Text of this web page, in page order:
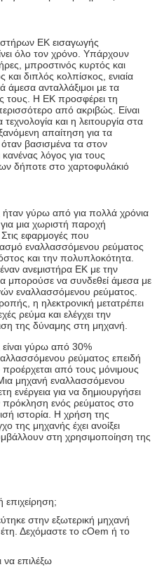
ΕΚ εισαγωγής
όλο τον χρόνο. Υπάρχουν
μπροστινός κυρτός και
και διπλός κολπίσκος, ενιαία
άμεσα ανταλλάξιμοι με τα
τους. Η ΕΚ προσφέρει τη
από ακριβώς. Είναι
και η λειτουργία στα
απαίτηση για τα
βασισμένα τα στον
λόγος για τους
δήποτε στο χαρτοφυλάκιό
γύρω από για πολλά χρόνια
μια χωριστή παροχή
εφαρμογές που
εναλλασσόμενου ρεύματος
και την πολυπλοκότητα.
ανεμιστήρα ΕΚ με την
μπορούσε να συνδεθεί άμεσα με
εναλλασσόμενου ρεύματος.
η ηλεκτρονική μετατρέπει
ρεύμα και ελέγχει την
της δύναμης στη μηχανή.
γύρω από 30%
ρεύματος επειδή
από τους μόνιμους
μηχανή εναλλασσόμενου
ενέργεια για να δημιουργήσει
πρόκληση ενός ρεύματος στο
ιστορία. Η χρήση της
της μηχανής έχει ανοίξει
στη χρησιμοποίηση της
επιχείρηση;
στην εξωτερική μηχανή
Δεχόμαστε το cOem ή το
επιλέξω